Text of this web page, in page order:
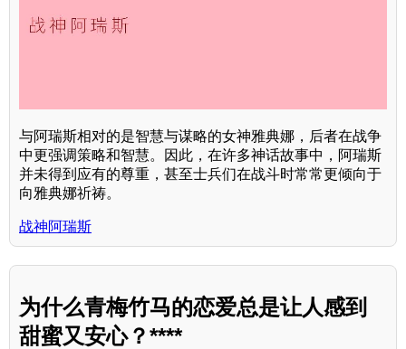
与阿瑞斯相对的是智慧与谋略的女神雅典娜，后者在战争
中更强调策略和智慧。因此，在许多神话故事中，阿瑞斯
并未得到应有的尊重，甚至士兵们在战斗时常常更倾向于
向雅典娜祈祷。
战神阿瑞斯
为什么青梅竹马的恋爱总是让人感到
甜蜜又安心？****